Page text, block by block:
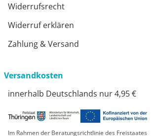
Widerrufsrecht
Widerruf erklären
Zahlung & Versand
Versandkosten
innerhalb Deutschlands nur 4,95 €
Im Rahmen der Beratungsrichtlinie des Freistaates